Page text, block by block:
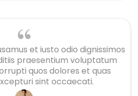
et iusto odio dignissimos
praesentium voluptatum
quos dolores et quas
sint occaecati.